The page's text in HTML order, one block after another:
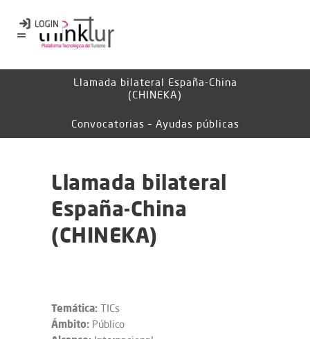
Llamada bilateral España-China
(CHINEKA)
Convocatorias – Ayudas públicas
Llamada bilateral
España-China
(CHINEKA)
Temática: TICs
Ámbito: Público